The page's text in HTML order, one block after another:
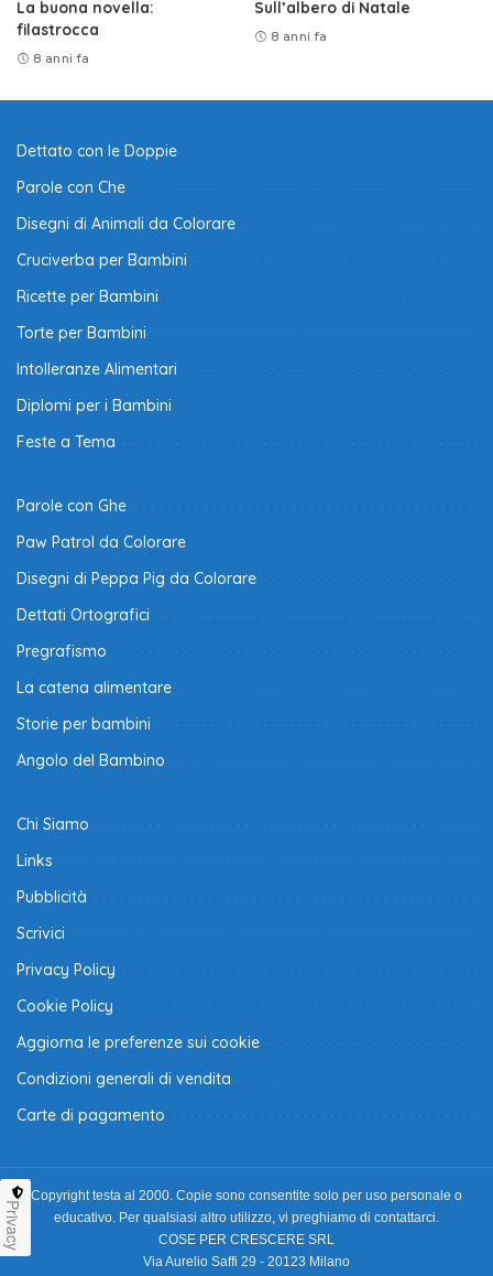
La buona novella:
filastrocca
8 anni fa
Sull’albero di Natale
8 anni fa
Dettato con le Doppie
Parole con Che
Disegni di Animali da Colorare
Cruciverba per Bambini
Ricette per Bambini
Torte per Bambini
Intolleranze Alimentari
Diplomi per i Bambini
Feste a Tema
Parole con Ghe
Paw Patrol da Colorare
Disegni di Peppa Pig da Colorare
Dettati Ortografici
Pregrafismo
La catena alimentare
Storie per bambini
Angolo del Bambino
Chi Siamo
Links
Pubblicità
Scrivici
Privacy Policy
Cookie Policy
Aggiorna le preferenze sui cookie
Condizioni generali di vendita
Carte di pagamento
Copyright testa al 2000. Copie sono consentite solo per uso personale o
educativo. Per qualsiasi altro utilizzo, vi preghiamo di contattarci.
COSE PER CRESCERE SRL
Via Aurelio Saffi 29 - 20123 Milano
Privacy